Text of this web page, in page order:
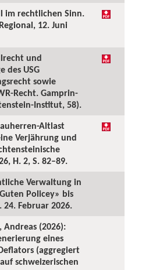
im rechtlichen Sinn.
12. Juni
und
des USG
sowie
Recht. Gamprin-
Institut, 58).
Altlast
Verjährung und
H. 2, S. 82–89.
Verwaltung in
Policey» bis
24. Februar 2026.
Andreas (2026):
eines
(aggregiert
schweizerischen